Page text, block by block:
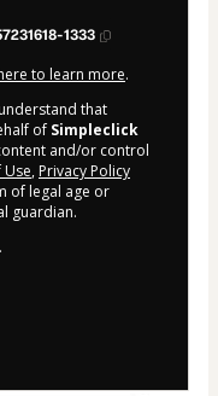
1333
to learn more.
that
of Simpleclick
and/or control
, Privacy Policy
of legal age or
guardian.
.